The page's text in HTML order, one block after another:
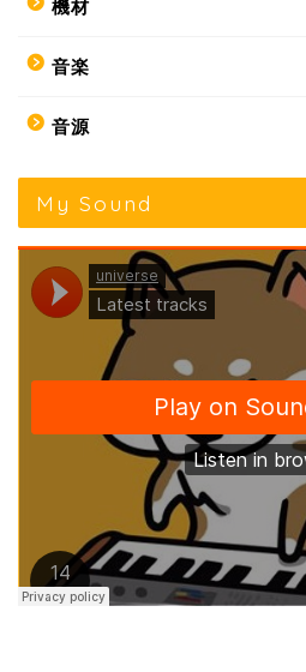
機材
音楽
音源
My Sound